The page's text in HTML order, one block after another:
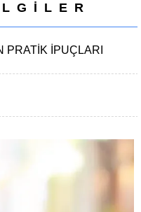
PRATIK İPUÇLARI